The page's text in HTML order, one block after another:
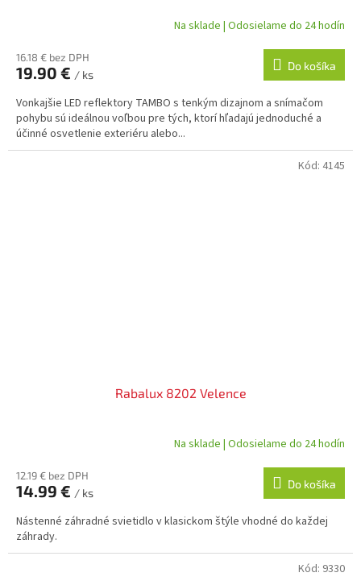
Na sklade | Odosielame do 24 hodín
16.18 € bez DPH
19.90 € / ks
Do košíka
Vonkajšie LED reflektory TAMBO s tenkým dizajnom a snímačom
pohybu sú ideálnou voľbou pre tých, ktorí hľadajú jednoduché a
účinné osvetlenie exteriéru alebo...
Rabalux 8202 Velence
Na sklade | Odosielame do 24 hodín
12.19 € bez DPH
14.99 € / ks
Do košíka
Nástenné záhradné svietidlo v klasickom štýle vhodné do každej
záhrady.
Kód: 4145
Kód: 9330